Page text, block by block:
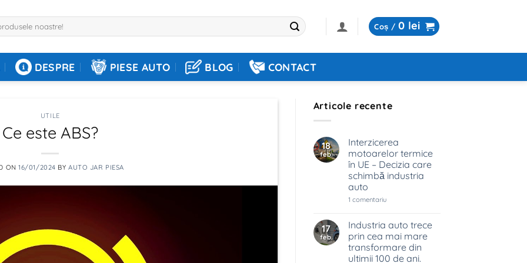
Coș / 0 lei
DESPRE PIESE AUTO BLOG CONTACT
UTILE
Ce este ABS?
ON16/01/2024 BYAUTO JAR PIESA
Articole recente
18
feb.
Interzicerea
motoarelor termice
în UE – Decizia care
schimbă industria
auto
1 comentariula
termice
în
UE
–
Decizia
care
17
feb.
Industria auto trece
prin cea mai mare
transformare din
ultimii 100 de ani.